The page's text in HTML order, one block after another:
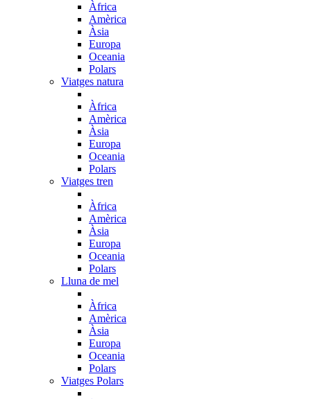
Àfrica
Amèrica
Àsia
Europa
Oceania
Polars
Viatges natura
Àfrica
Amèrica
Àsia
Europa
Oceania
Polars
Viatges tren
Àfrica
Amèrica
Àsia
Europa
Oceania
Polars
Lluna de mel
Àfrica
Amèrica
Àsia
Europa
Oceania
Polars
Viatges Polars